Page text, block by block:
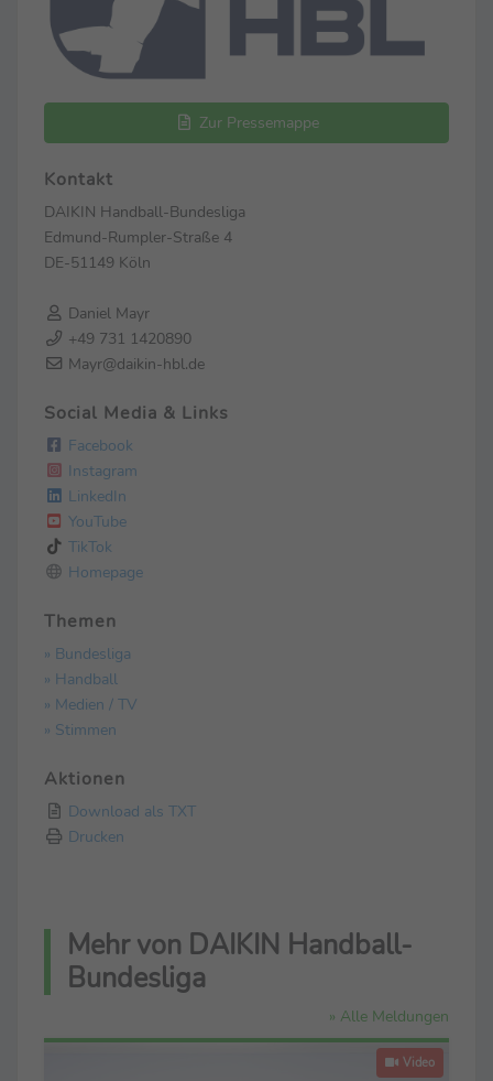
Zur Pressemappe
Kontakt
DAIKIN Handball-Bundesliga
Edmund-Rumpler-Straße 4
DE-51149 Köln
Daniel Mayr
+49 731 1420890
Mayr@daikin-hbl.de
Social Media & Links
Facebook
Instagram
LinkedIn
YouTube
TikTok
Homepage
Themen
» Bundesliga
» Handball
» Medien / TV
» Stimmen
Aktionen
Download als TXT
Drucken
Mehr von DAIKIN Handball-
Bundesliga
» Alle Meldungen
Video